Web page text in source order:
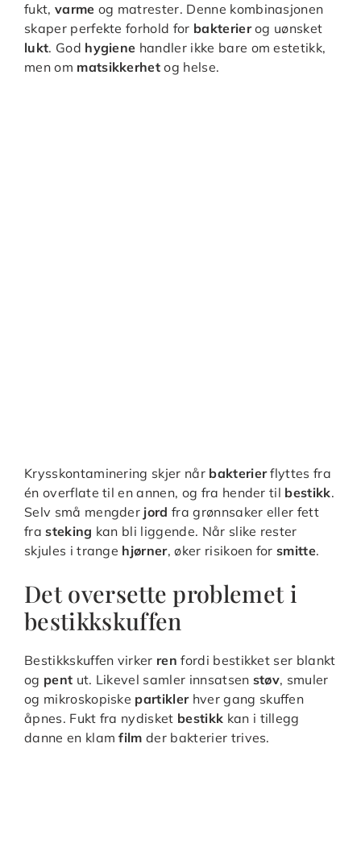
fukt, varme og matrester. Denne kombinasjonen
skaper perfekte forhold for bakterierog uønsket
lukt. God hygiene handler ikke bare om estetikk,
men om matsikkerhet og helse.
Krysskontaminering skjer når bakterierflyttes fra
én overflate til en annen, og fra hender til bestikk.
Selv små mengder jord fra grønnsaker eller fett
frasteking kan bli liggende. Når slike rester
skjules i trange hjørner, øker risikoen forsmitte.
Det oversette problemet i
bestikkskuffen
Bestikkskuffen virker ren fordi bestikket ser blankt
og pent ut. Likevel samler innsatsen støv, smuler
og mikroskopiske partiklerhver gang skuffen
åpnes. Fukt fra nydisket bestikk kan i tillegg
danne en klamfilm der bakterier trives.